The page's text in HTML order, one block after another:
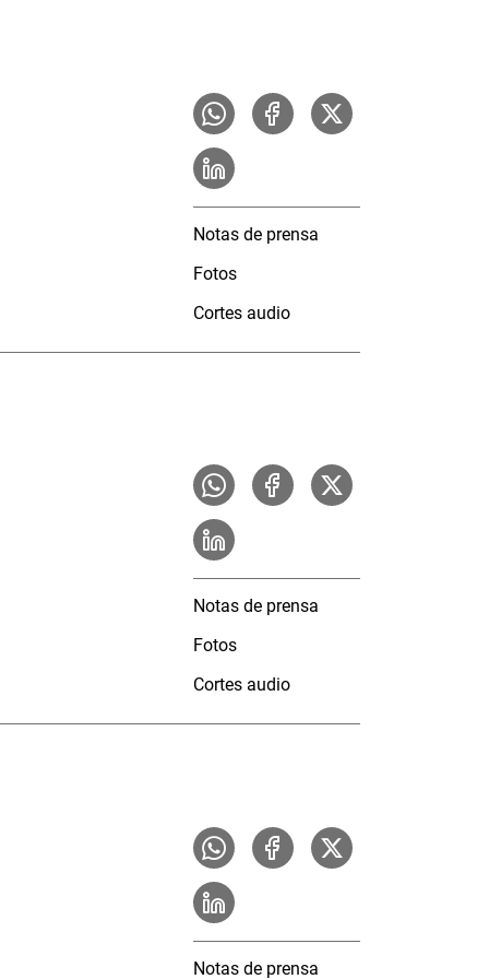
Notas de prensa
Fotos
Cortes audio
Notas de prensa
Fotos
Cortes audio
Notas de prensa